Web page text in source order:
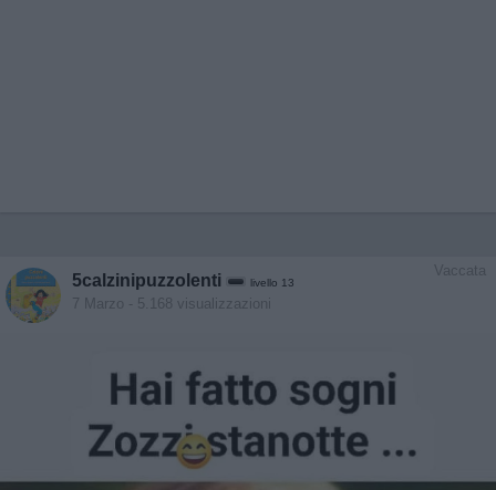
Vaccata
5calzinipuzzolenti livello 13
7 Marzo - 5.168 visualizzazioni